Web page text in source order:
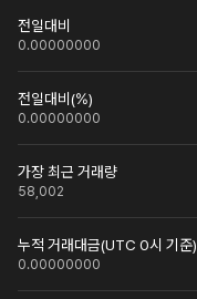
전일대비
0.00000000
전일대비(%)
0.00000000
가장 최근 거래량
58,002
누적 거래대금(UTC 0시 기준)
0.00000000